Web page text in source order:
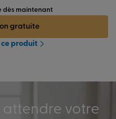
dès maintenant
gratuite
ce produit
attendre votre